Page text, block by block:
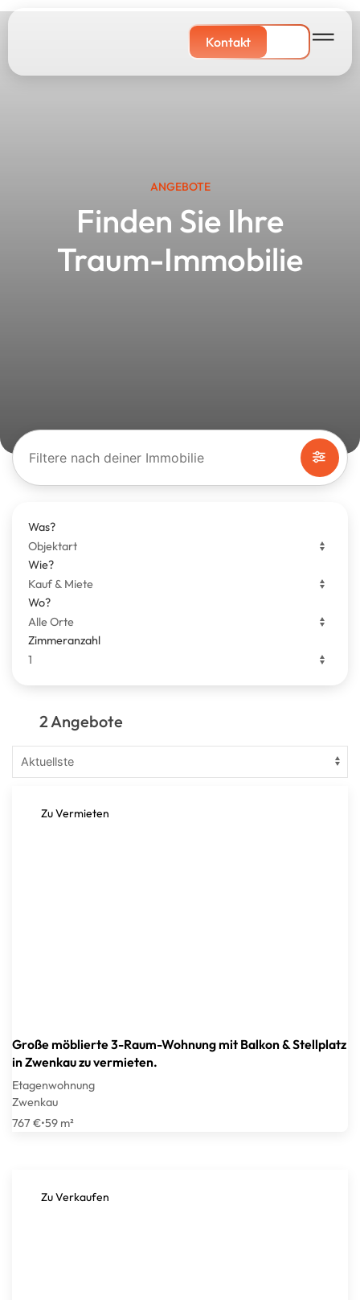
Kontakt
ANGEBOTE
Finden Sie Ihre
Traum-Immobilie
Filtere nach deiner Immobilie
Was?
Wie?
Wo?
Zimmeranzahl
2 Angebote
Zu Vermieten
Große möblierte 3-Raum-Wohnung mit Balkon & Stellplatz
in Zwenkau zu vermieten.
Etagenwohnung
Zwenkau
767 €•59 m²
Zu Verkaufen